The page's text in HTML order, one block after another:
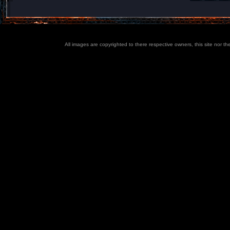
All images are copyrighted to there respective owners, this site nor